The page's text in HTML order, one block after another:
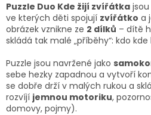
Puzzle Duo Kde žijí zvířátka
ve kterých děti spojují zvířátko a
obrázek vznikne ze 2 dílků – dítě
skládá tak malé „příběhy“: kdo kde
Puzzle jsou navržené jako
sebe hezky zapadnou a vytvoří
se dobře drží v malých rukou a
rozvíjí jemnou motoriku,
domovy, pojmy).